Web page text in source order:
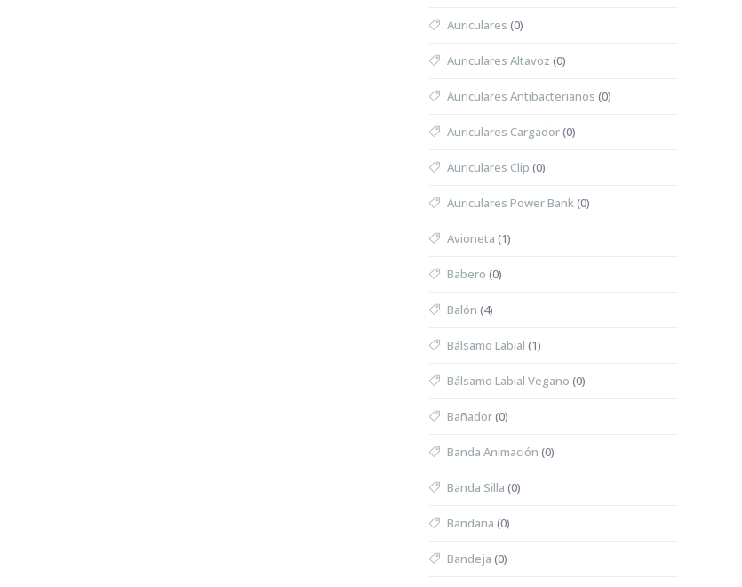
Auriculares (0)
Auriculares Altavoz (0)
Auriculares Antibacterianos (0)
Auriculares Cargador(0)
Auriculares Clip (0)
Auriculares Power Bank(0)
Avioneta (1)
Babero (0)
Balón (4)
Bálsamo Labial (1)
Bálsamo Labial Vegano (0)
Bañador(0)
Banda Animación (0)
Banda Silla (0)
Bandana (0)
Bandeja (0)